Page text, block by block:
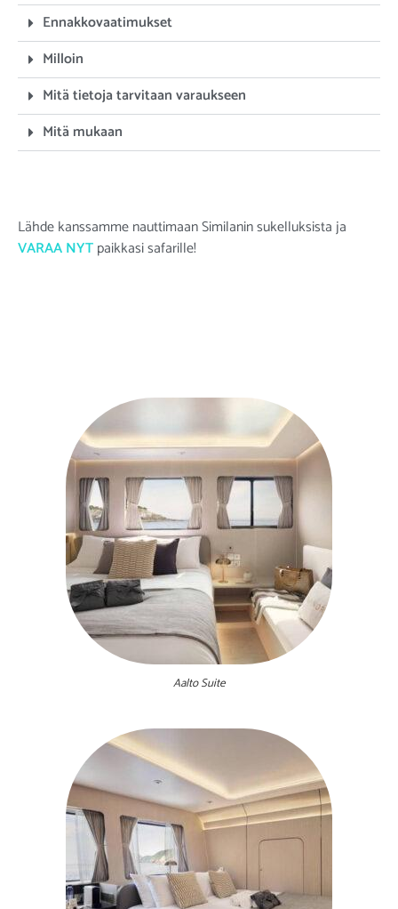
Ennakkovaatimukset
Milloin
Mitä tietoja tarvitaan varaukseen
Mitä mukaan
Lähde kanssamme nauttimaan Similanin sukelluksista ja
VARAA NYTpaikkasi safarille!
Aalto Suite